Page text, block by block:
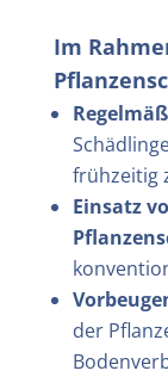
Im
frühzeitig
Einsatz
der